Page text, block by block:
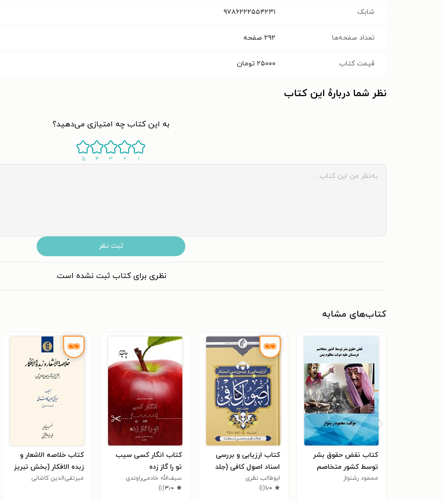
شابک ۹۷۸۶۲۲۲۵۵۴۲۳۱
تعداد صفحه‌ها ۲۹۲ صفحه
قیمت کتاب ۲۵۰۰۰ تومان
نظر شما دربارهٔ این کتاب
به این کتاب چه امتیازی می‌دهید؟
۱ ۲ ۳ ۴ ۵
ثبت نظر
نظری برای کتاب ثبت نشده است.
کتاب‌های مشابه
کتاب نقض حقوق بشر
توسط کشور متخاصم
عربستان علیه دولت
محمود رشنواز
کتاب ارزیابی و بررسی
اسناد اصول کافی (جلد
دوم)
ابوطالب نظری
۱٫۰(۱)
کتاب انگار کسی سیب
تو را گاز زده
سیف‌الله خادمی‌راوندی
۳٫۰(۱)
کتاب خلاصه الاشعار ‌و
‌زبده الافکار (بخش تبریز
و آذربایجان و نواحی آن)
میرتقی‌الدین کاشانی